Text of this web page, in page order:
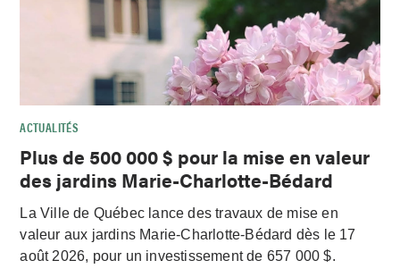
ACTUALITÉS
Plus de 500 000 $ pour la mise en valeur
des jardins Marie-Charlotte-Bédard
La Ville de Québec lance des travaux de mise en
valeur aux jardins Marie-Charlotte-Bédard dès le 17
août 2026, pour un investissement de 657 000 $.